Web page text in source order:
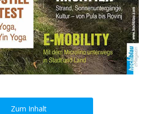
Zum Inhalt